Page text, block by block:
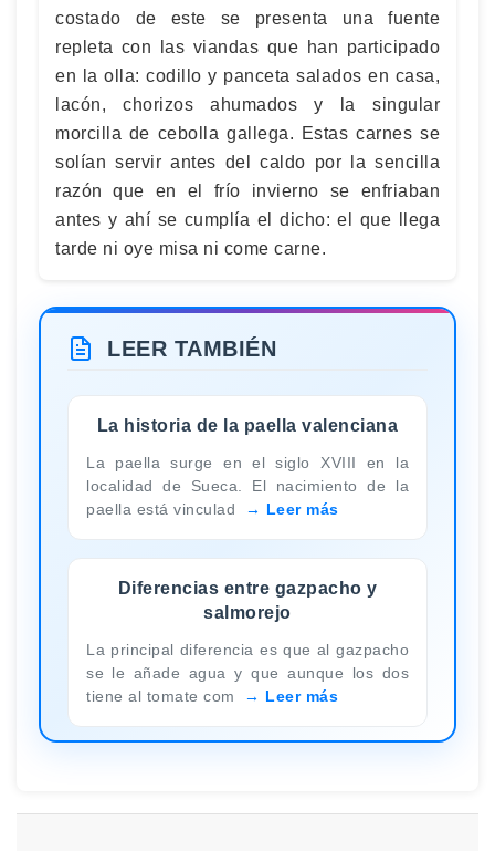
costado de este se presenta una fuente
repleta con las viandas que han participado
en la olla: codillo y panceta salados en casa,
lacón, chorizos ahumados y la singular
morcilla de cebolla gallega. Estas carnes se
solían servir antes del caldo por la sencilla
razón que en el frío invierno se enfriaban
antes y ahí se cumplía el dicho: el que llega
tarde ni oye misa ni come carne.
LEER TAMBIÉN
La historia de la paella valenciana
La paella surge en el siglo XVIII en la
localidad de Sueca. El nacimiento de la
paella está vinculad
Leer más
Diferencias entre gazpacho y
salmorejo
La principal diferencia es que al gazpacho
se le añade agua y que aunque los dos
tiene al tomate com
Leer más